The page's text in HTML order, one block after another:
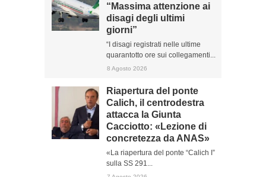
“Massima attenzione ai
disagi degli ultimi
giorni”
“I disagi registrati nelle ultime
quarantotto ore sui collegamenti...
8 Agosto 2026
Riapertura del ponte
Calich, il centrodestra
attacca la Giunta
Cacciotto: «Lezione di
concretezza da ANAS»
«La riapertura del ponte “Calich I”
sulla SS 291...